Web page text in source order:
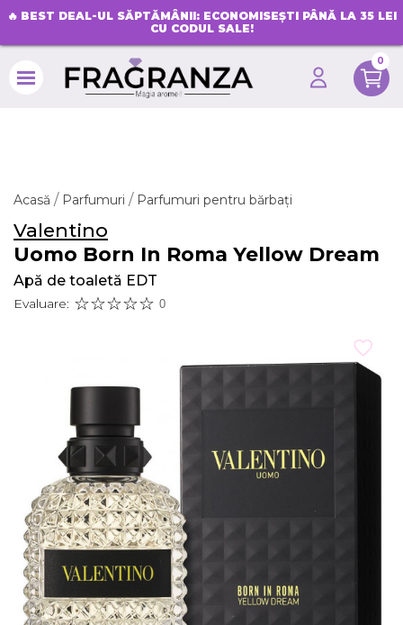
🔥 BEST DEAL-UL SĂPTĂMÂNII: ECONOMISEȘTI PÂNĂ LA 35 LEI
CU CODUL SALE!
0
Acasă Parfumuri Parfumuri pentru bărbați
Valentino
Uomo Born In Roma Yellow Dream
Apă de toaletă EDT
Evaluare: 0